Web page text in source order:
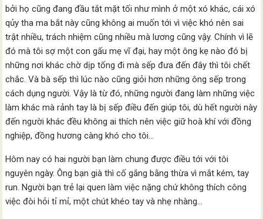
bởi họ cũng đang đầu tắt mặt tối như mình ở một xó khác, cái xó
qủy tha ma bắt này cũng không ai muốn tới vì việc khó nên sai
trật nhiều, trách nhiệm cũng nhiều mà lương cũng vậy. Chính vì lẽ
đó mà tôi sợ một con gấu mẹ vĩ đại, hay một ông kẹ nào đó bị
những nơi khác chờ dịp tống đi mà sếp đưa đến đây thì tôi chết
chắc. Và bà sếp thì lúc nào cũng giỏi hơn những ông sếp trong
cách dụng người. Vậy là từ đó, những người đang làm những việc
làm khác mà rảnh tay là bị sếp điều đến giúp tôi, dù hết người này
đến người khác đều không ai thích nên việc giữ hoà khí với đồng
nghiệp, đồng hương càng khó cho tôi…
Hôm nay có hai người bạn làm chung được điều tới với tôi
nguyên ngày. Ông bạn già thì cố gắng bằng thừa vì mắt kém, tay
run. Người bạn trẻ lại quen làm việc nặng chứ không thích công
việc đòi hỏi tỉ mỉ, một chút khéo tay và nhẹ nhàng…